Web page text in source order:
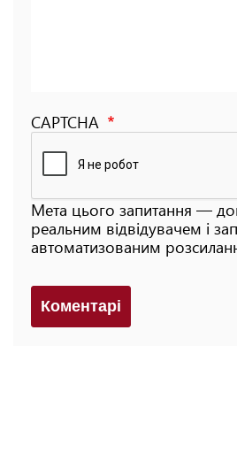
CAPTCHA
Мета цього запитання —
реальним відвідувачем і
автоматизованим
Коментарi